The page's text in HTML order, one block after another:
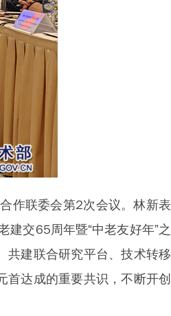
作联委会第2次会议。林新表
交65周年暨“中老友好年”之
共建联合研究平台、技术转移
达成的重要共识，不断开创